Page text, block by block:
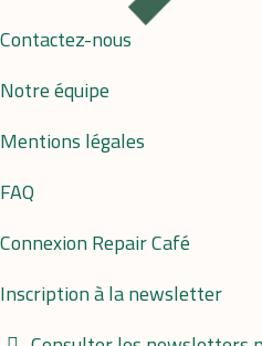
Contactez-nous
Notre équipe
Mentions légales
FAQ
Connexion Repair Café
Inscription à la newsletter